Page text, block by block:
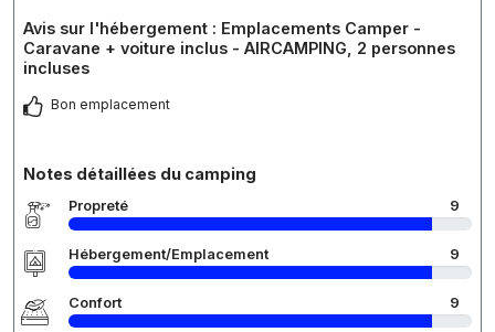
Avis sur l'hébergement : Emplacements Camper -
Caravane + voiture inclus - AIRCAMPING, 2 personnes
incluses
Bon emplacement
Notes détaillées du camping
Propreté 9
Hébergement/Emplacement 9
Confort 9